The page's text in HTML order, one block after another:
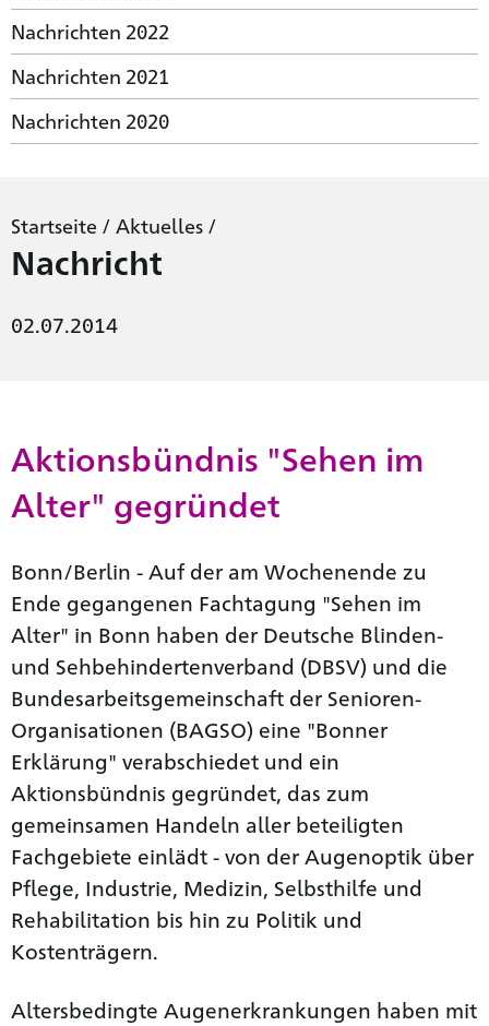
Nachrichten 2022
Nachrichten 2021
Nachrichten 2020
Startseite / Aktuelles /
Nachricht
02.07.2014
Aktionsbündnis "Sehen im
Alter" gegründet
Bonn/Berlin - Auf der am Wochenende zu
Ende gegangenen Fachtagung "Sehen im
Alter" in Bonn haben der Deutsche Blinden-
und Sehbehindertenverband (DBSV) und die
Bundesarbeitsgemeinschaft der Senioren-
Organisationen (BAGSO) eine "Bonner
Erklärung" verabschiedet und ein
Aktionsbündnis gegründet, das zum
gemeinsamen Handeln aller beteiligten
Fachgebiete einlädt - von der Augenoptik über
Pflege, Industrie, Medizin, Selbsthilfe und
Rehabilitation bis hin zu Politik und
Kostenträgern.
Altersbedingte Augenerkrankungen haben mit